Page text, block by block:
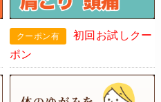
初回お試しクー
ポン